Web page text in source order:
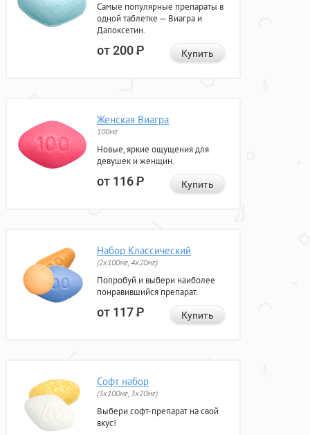
Самые популярные препараты в
одной таблетке — Виагра и
Дапоксетин.
от 200Р Купить
Женская Виагра
100мг
Новые, яркие ощущения для
девушек и женщин.
от 116Р Купить
Набор Классический
(2x100мг, 4x20мг)
Попробуй и выбери наиболее
понравившийся препарат.
от 117Р Купить
Софт набор
(3x100мг, 3x20мг)
Выбери софт-препарат на свой
вкус!